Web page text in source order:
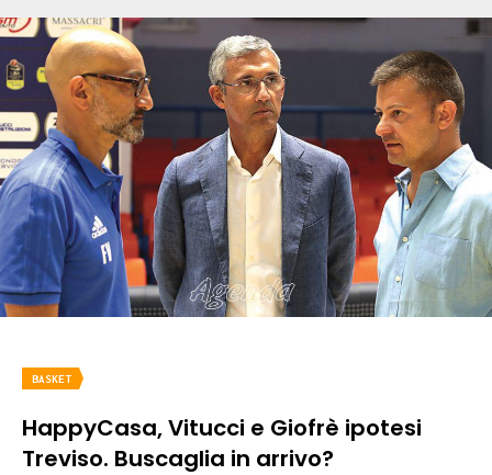
BASKET
HappyCasa, Vitucci e Giofrè ipotesi
Treviso. Buscaglia in arrivo?